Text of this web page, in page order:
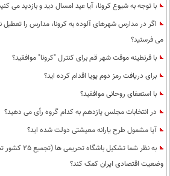
با توجه به شیوع کرونا، آیا عید امسال دید و بازدید می
اگر در مدارس شهرهای آلوده به کرونا، مدارس را تعطیل
می فرستید؟
با قرنطینه موقت شهر قم برای کنترل "کرونا" موافقید؟
برای دریافت رمز دوم پویا اقدام کرده اید؟
با استعفای روحانی موافقید؟
در انتخابات مجلس یازدهم به کدام گروه رأی می دهید؟
آیا مشمول طرح یارانه معیشتی دولت شده اید؟
به نظر شما
وضعیت اقتصادی ایران کمک کند؟